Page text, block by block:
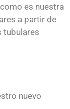
es nuestra
a partir de
tubulares
nuevo